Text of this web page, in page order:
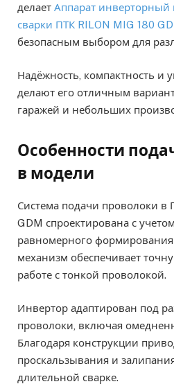
делает Аппарат инверторный
сварки ПТК RILON MIG 180
безопасным выбором для
Надёжность, компактность и
делают его отличным
гаражей и небольших
Особенности
в модели
Система подачи проволоки в
GDM спроектирована с
равномерного
механизм обеспечивает
работе с тонкой проволокой.
Инвертор адаптирован под
проволоки, включая
Благодаря конструкции
проскальзывания и
длительной сварке.